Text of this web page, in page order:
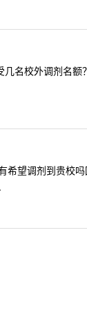
名校外调剂名额
望调剂到贵校